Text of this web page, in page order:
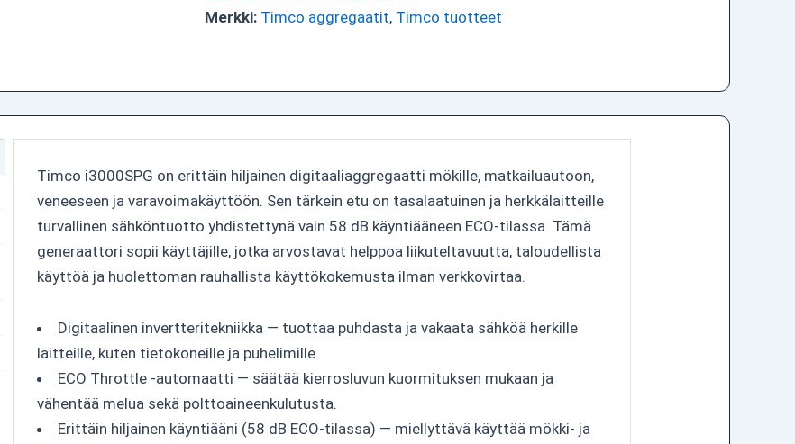
Merkki: Timco aggregaatit, Timco tuotteet
Timco i3000SPG on erittäin hiljainen digitaaliaggregaatti mökille, matkailuautoon,
veneeseen ja varavoimakäyttöön. Sen tärkein etu on tasalaatuinen ja herkkälaitteille
turvallinen sähköntuotto yhdistettynä vain 58 dB käyntiääneen ECO-tilassa. Tämä
generaattori sopii käyttäjille, jotka arvostavat helppoa liikuteltavuutta, taloudellista
käyttöä ja huolettoman rauhallista käyttökokemusta ilman verkkovirtaa.
Digitaalinen invertteritekniikka — tuottaa puhdasta ja vakaata sähköä herkille
laitteille, kuten tietokoneille ja puhelimille.
ECO Throttle -automaatti — säätää kierrosluvun kuormituksen mukaan ja
vähentää melua sekä polttoaineenkulutusta.
Erittäin hiljainen käyntiääni (58 dB ECO-tilassa) — miellyttävä käyttää mökki- ja